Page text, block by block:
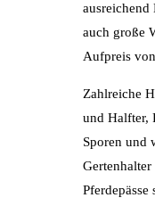
auch große
Aufpreis
Zahlreiche
und Halfter,
Sporen und
Pferdepässe